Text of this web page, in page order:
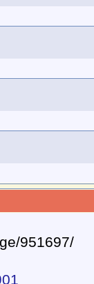
951697/